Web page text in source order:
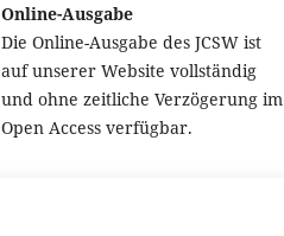
Online-Ausgabe
Die Online-Ausgabe des JCSW ist
auf unserer Website vollständig
und ohne zeitliche Verzögerung im
Open Access verfügbar.